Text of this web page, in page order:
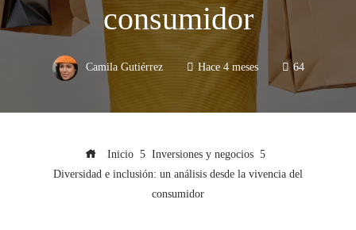
consumidor
Camila Gutiérrez Hace 4 meses 64
Inicio
Inversiones y negocios
Diversidad e inclusión: un análisis desde la vivencia del
consumidor